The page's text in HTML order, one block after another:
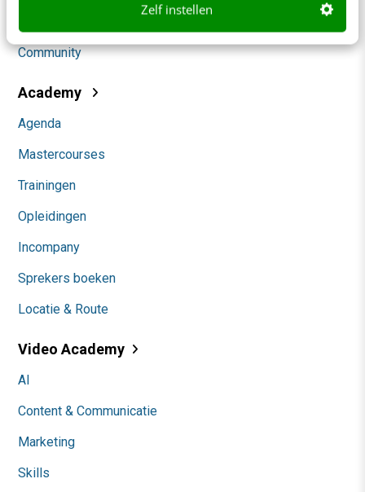
Zelf instellen
Community
Academy
Agenda
Mastercourses
Trainingen
Opleidingen
Incompany
Sprekers boeken
Locatie & Route
Video Academy
AI
Content & Communicatie
Marketing
Skills